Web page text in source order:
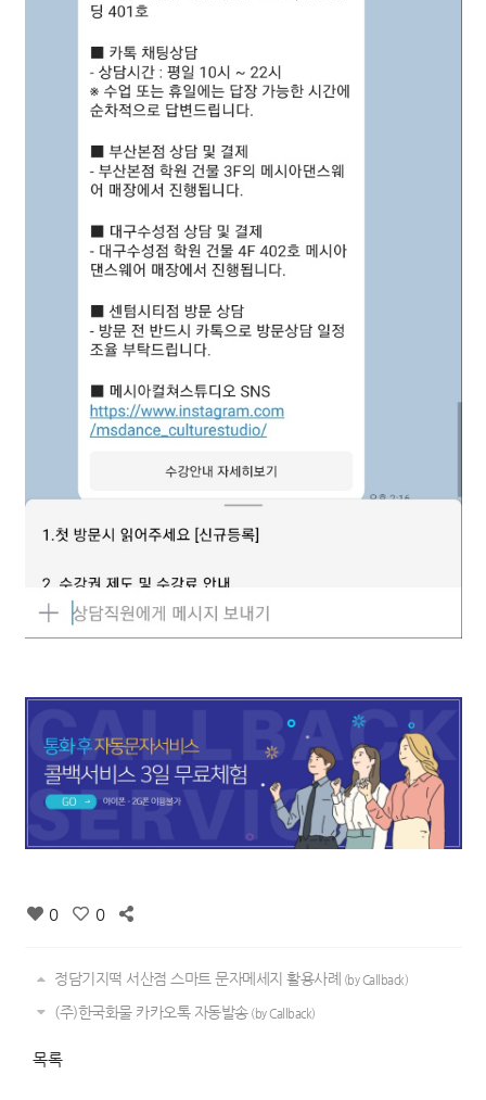
0 0
정담기지떡 서산점 스마트 문자메세지 활용사례 (by Callback)
(주)한국화물 카카오톡 자동발송(by Callback)
목록